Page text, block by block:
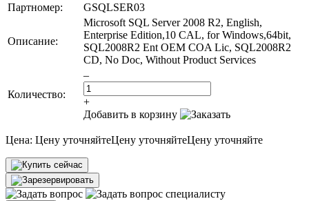
Партномер:
GSQLSER03
Описание:
Microsoft SQL Server 2008 R2, English,
Enterprise Edition,10 CAL, for Windows,64bit,
SQL2008R2 Ent OEM COA Lic, SQL2008R2
CD, No Doc, Without Product Services
Количество:
–
+
Добавить в корзину
Цена: Цену уточняйтеЦену уточняйтеЦену уточняйте